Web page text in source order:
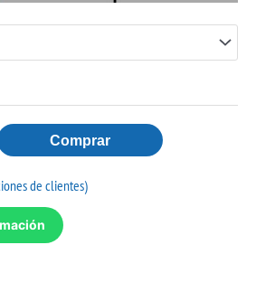
Comprar
de clientes)